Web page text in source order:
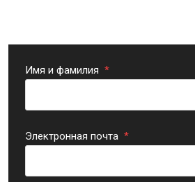
Имя и фамилия *
Электронная почта *